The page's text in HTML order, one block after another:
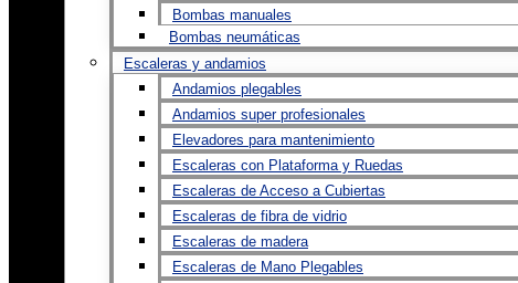
Bombas manuales
Bombas neumáticas
Escaleras y andamios
Andamios plegables
Andamios super profesionales
Elevadores para mantenimiento
Escaleras con Plataforma y Ruedas
Escaleras de Acceso a Cubiertas
Escaleras de fibra de vidrio
Escaleras de madera
Escaleras de Mano Plegables